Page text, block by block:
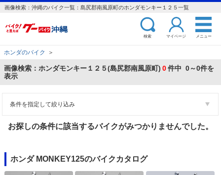
画像検索：沖縄のバイク一覧：島尻郡南風原町のホンダモンキー１２５一覧
検索 マイページ メニュー
ホンダのバイク ＞
画像検索：ホンダモンキー１２５(島尻郡南風原町) 0件中 0～0件を
表示
条件を指定して絞り込み
お探しの条件に該当するバイクがみつかりませんでした。
ホンダ MONKEY125のバイクカタログ